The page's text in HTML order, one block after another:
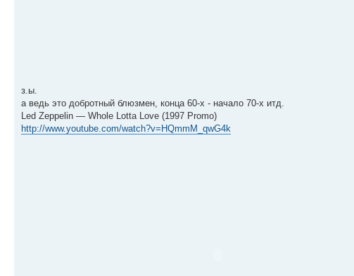
з.ы.
а ведь это добротный блюзмен, конца 60-х - начало 70-х итд.
Led Zeppelin — Whole Lotta Love (1997 Promo)
http://www.youtube.com/watch?v=HQmmM_qwG4k